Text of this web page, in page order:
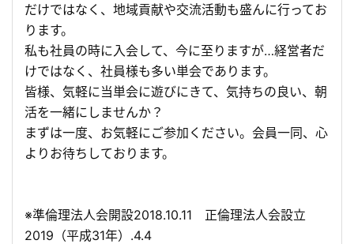
だけではなく、地域貢献や交流活動も盛んに行ってお
ります。
私も社員の時に入会して、今に至りますが…経営者だ
けではなく、社員様も多い単会であります。
皆様、気軽に当単会に遊びにきて、気持ちの良い、朝
活を一緒にしませんか？
まずは一度、お気軽にご参加ください。会員一同、心
よりお待ちしております。
※準倫理法人会開設2018.10.11 正倫理法人会設立
2019（平成31年）.4.4